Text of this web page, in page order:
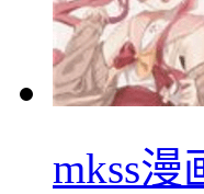
mkss漫